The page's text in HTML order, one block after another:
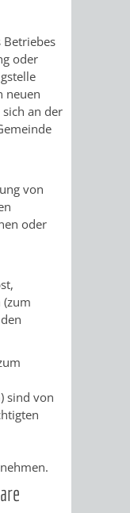
BAURECHT
DENKMALSCHUTZ
Betriebes
oder
neuen
an der
von
oder
(zum
sind von